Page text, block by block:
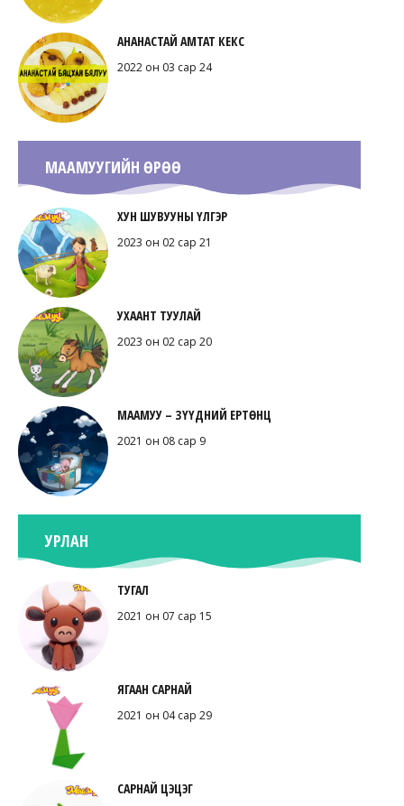
АНАНАСТАЙ АМТАТ КЕКС
2022 он 03 сар 24
МААМУУГИЙН ӨРӨӨ
ХУН ШУВУУНЫ ҮЛГЭР
2023 он 02 сар 21
УХААНТ ТУУЛАЙ
2023 он 02 сар 20
МААМУУ – ЗҮҮДНИЙ ЕРТӨНЦ
2021 он 08 сар 9
УРЛАН
ТУГАЛ
2021 он 07 сар 15
ЯГААН САРНАЙ
2021 он 04 сар 29
САРНАЙ ЦЭЦЭГ